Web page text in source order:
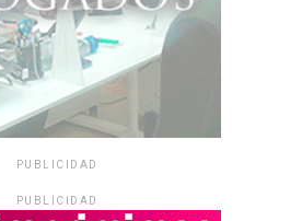
PUBLICIDAD
PUBLICIDAD